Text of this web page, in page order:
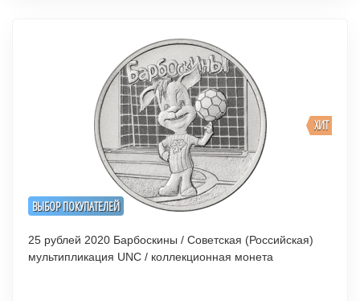
ВЫБОР ПОКУПАТЕЛЕЙ
ХИТ
25 рублей 2020 Барбоскины / Советская (Российская)
мультипликация UNC / коллекционная монета